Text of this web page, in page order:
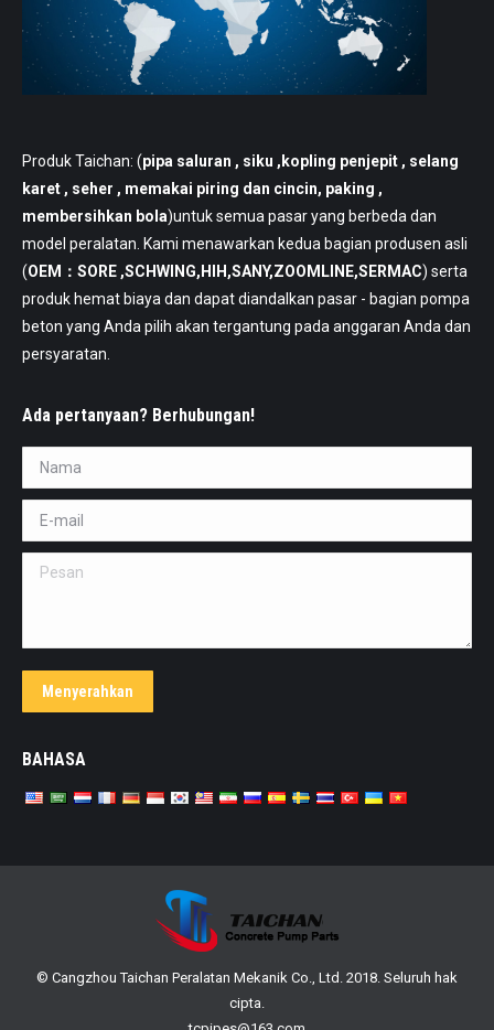
Produk Taichan: (pipa saluran , siku ,kopling penjepit , selang
karet , seher , memakai piring dan cincin, paking ,
membersihkan bola)untuk semua pasar yang berbeda dan
model peralatan. Kami menawarkan kedua bagian produsen asli
(OEM：SORE ,SCHWING,HIH,SANY,ZOOMLINE,SERMAC) serta
produk hemat biaya dan dapat diandalkan pasar - bagian pompa
beton yang Anda pilih akan tergantung pada anggaran Anda dan
persyaratan.
Ada pertanyaan? Berhubungan!
Nama *
E-mail *
Pesan
Menyerahkan
BAHASA
© Cangzhou Taichan Peralatan Mekanik Co., Ltd. 2018. Seluruh hak
cipta.